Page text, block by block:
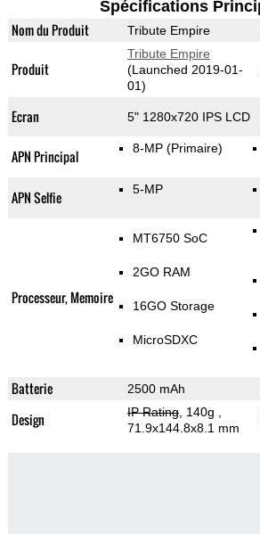
Spécifications
Nom du Produit Tribute Empire
Produit
Tribute Empire
(Launched 2019-01-
01)
Ecran 5" 1280x720 IPS LCD
APN Principal 8-MP (Primaire)
APN Selfie 5-MP
Processeur, Memoire
MT6750 SoC
2GO RAM
16GO Storage
MicroSDXC
Batterie 2500 mAh
Design IP Rating, 140g
71.9x144.8x8.1 mm